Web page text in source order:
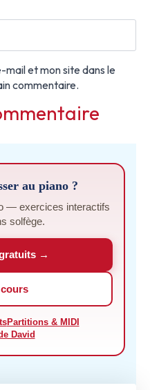
mail et mon site dans le
commentaire.
au piano ?
— exercices interactifs
solfège.
→
Partitions & MIDI
David